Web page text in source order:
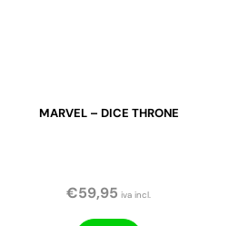
MARVEL – DICE THRONE
€59,95 iva incl.